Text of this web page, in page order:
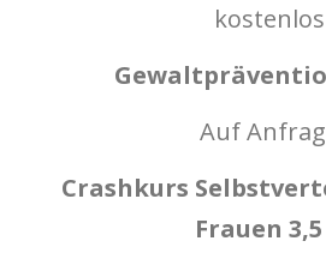
kostenlos
Auf
Crashkurs
Frauen